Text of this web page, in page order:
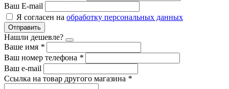
Ваш E-mail
Я согласен на обработку персональных данных
Отправить
Нашли дешевле?
Ваше имя *
Ваш номер телефона *
Ваш e-mail
Ссылка на товар другого магазина *